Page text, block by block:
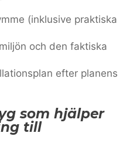
(inklusive praktiska
och den faktiska
efter planens
som hjälper
till